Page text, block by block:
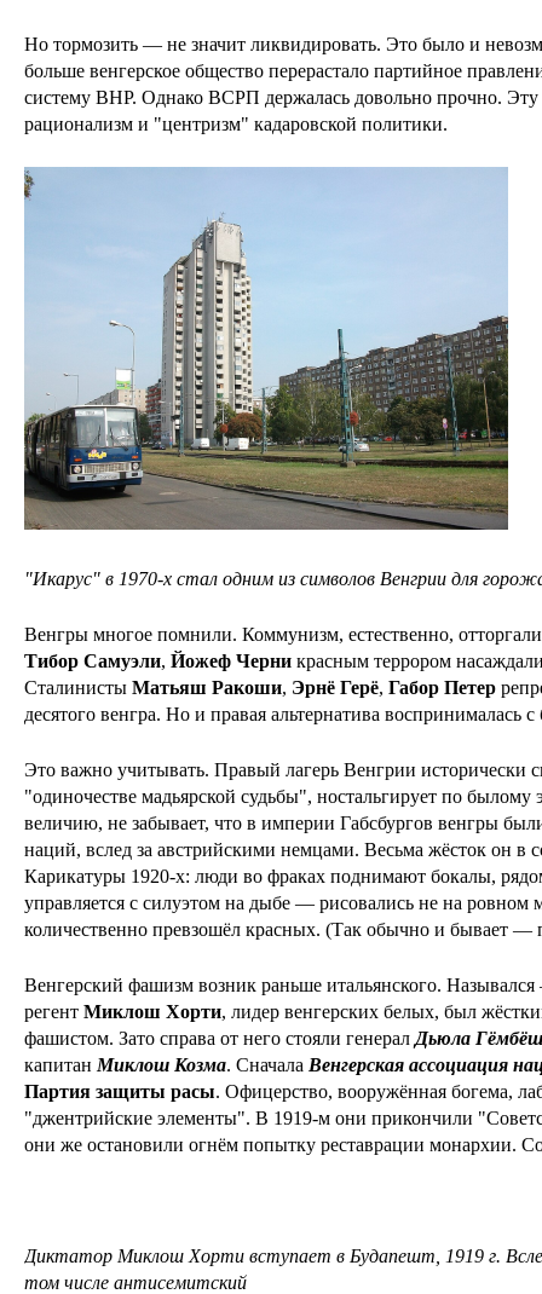
Но тормозить — не значит ликвидировать. Это было и
больше венгерское общество перерастало партийное
систему ВНР. Однако ВСРП держалась довольно прочно. Эту
рационализм и "центризм" кадаровской политики.
"Икарус" в 1970-х стал одним из символов Венгрии для
Венгры многое помнили. Коммунизм, естественно,
Тибор Самуэли, Йожеф Черни красным террором
Сталинисты Матьяш Ракоши, Эрнё Герё, Габор Петер
десятого венгра. Но и правая альтернатива воспринималась
Это важно учитывать. Правый лагерь Венгрии исторически
"одиночестве мадьярской судьбы", ностальгирует по былому
величию, не забывает, что в империи Габсбургов венгры
наций, вслед за австрийскими немцами. Весьма жёсток он в
Карикатуры 1920-х: люди во фраках поднимают бокалы,
управляется с силуэтом на дыбе — рисовались не на ровном
количественно превзошёл красных. (Так обычно и бывает —
Венгерский фашизм возник раньше итальянского.
регент Миклош Хорти, лидер венгерских белых, был
фашистом. Зато справа от него стояли генерал Дьюла Гёмбёш
капитан Миклош Козма. Сначала Венгерская ассоциация
Партия защиты расы. Офицерство, вооружённая богема,
"джентрийские элементы". В 1919-м они прикончили
они же остановили огнём попытку реставрации монархии.
Диктатор Миклош Хорти вступает в Будапешт, 1919 г.
том числе антисемитский